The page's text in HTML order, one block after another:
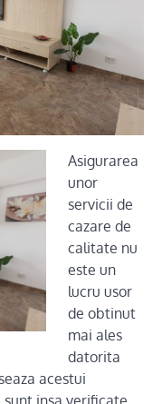
Asigurarea
unor
servicii de
cazare de
calitate nu
este un
lucru usor
de obtinut
mai ales
datorita
acestui
insa verificate,